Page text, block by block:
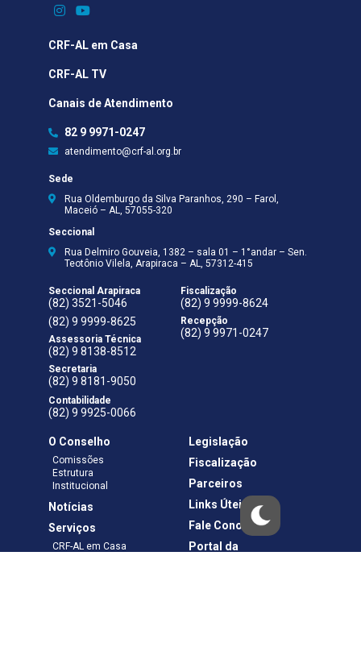
CRF-AL em Casa
CRF-AL TV
Canais de Atendimento
82 9 9971-0247
atendimento@crf-al.org.br
Sede
Rua Oldemburgo da Silva Paranhos, 290 – Farol,
Maceió – AL, 57055-320
Seccional
Rua Delmiro Gouveia, 1382 – sala 01 – 1°andar – Sen.
Teotônio Vilela, Arapiraca – AL, 57312-415
Seccional Arapiraca
(82) 3521-5046
(82) 9 9999-8625
Assessoria Técnica
(82) 9 8138-8512
Secretaria
(82) 9 8181-9050
Contabilidade
(82) 9 9925-0066
Fiscalização
(82) 9 9999-8624
Recepção
(82) 9 9971-0247
O Conselho
Comissões
Estrutura
Institucional
Notícias
Serviços
CRF-AL em Casa
Legislação
Fiscalização
Parceiros
Links Úteis
Fale Conosco
Portal da